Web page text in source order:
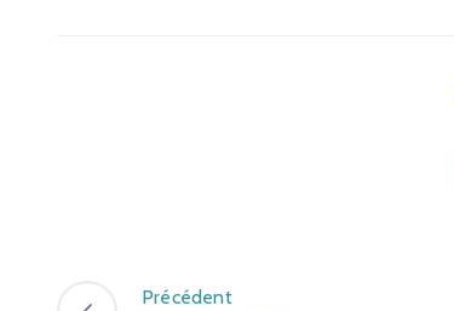
Précédent